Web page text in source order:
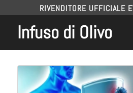
RIVENDITORE UFFICIALE
Infuso di Olivo